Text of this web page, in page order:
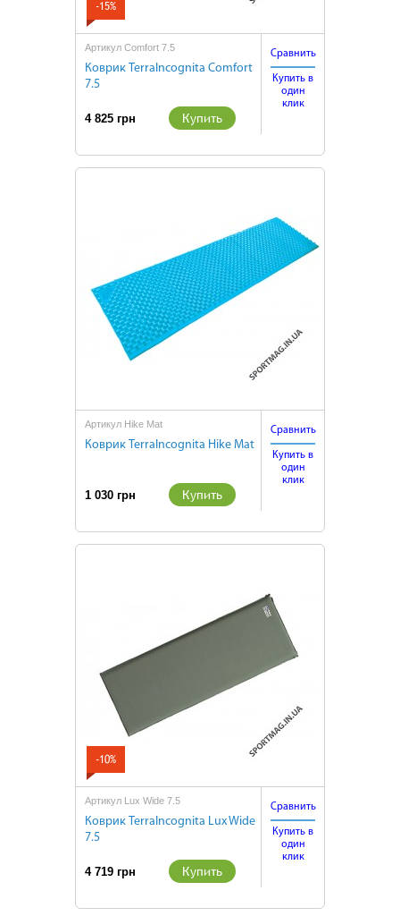
-15%
Артикул Comfort 7.5
Коврик TerraIncognita Comfort
7.5
4 825 грн Купить
Сравнить
Купить в
один
клик
Артикул Hike Mat
Коврик TerraIncognita Hike Mat
1 030 грн Купить
Сравнить
Купить в
один
клик
-10%
Артикул Lux Wide 7.5
Коврик TerraIncognita Lux Wide
7.5
4 719 грн Купить
Сравнить
Купить в
один
клик